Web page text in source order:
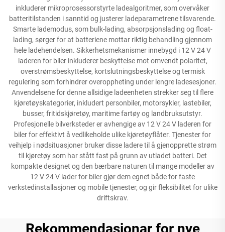
inkluderer mikroprosessorstyrte ladealgoritmer, som overvåker
batteritilstanden i sanntid og justerer ladeparametrene tilsvarende.
Smarte lademodus, som bulk-lading, absorpsjonslading og float-
lading, sørger for at batteriene mottar riktig behandling gjennom
hele ladehendelsen. Sikkerhetsmekanismer innebygd i 12 V 24 V
laderen for biler inkluderer beskyttelse mot omvendt polaritet,
overstrømsbeskyttelse, kortslutningsbeskyttelse og termisk
regulering som forhindrer overoppheting under lengre ladesesjoner.
Anvendelsene for denne allsidige ladeenheten strekker seg til flere
kjøretøyskategorier, inkludert personbiler, motorsykler, lastebiler,
busser, fritidskjøretøy, maritime fartøy og landbruksutstyr.
Profesjonelle bilverksteder er avhengige av 12 V 24 V laderen for
biler for effektivt å vedlikeholde ulike kjøretøyflåter. Tjenester for
veihjelp i nødsituasjoner bruker disse ladere til å gjenopprette strøm
til kjøretøy som har stått fast på grunn av utladet batteri. Det
kompakte designet og den bærbare naturen til mange modeller av
12 V 24 V lader for biler gjør dem egnet både for faste
verkstedinstallasjoner og mobile tjenester, og gir fleksibilitet for ulike
driftskrav.